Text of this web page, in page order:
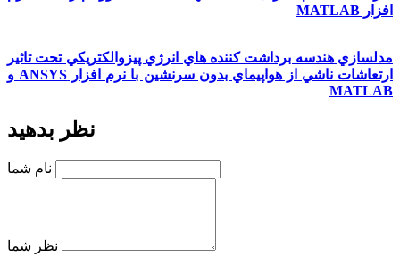
افزار MATLAB
مدلسازي هندسه برداشت کننده هاي انرژي پيزوالکتريکي تحت تاثير
ارتعاشات ناشي از هواپيماي بدون سرنشين با نرم افزار ANSYS و
MATLAB
نظر بدهید
نام شما
نظر شما